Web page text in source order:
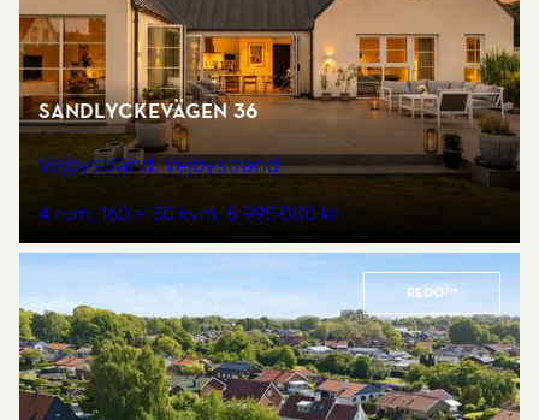
Sandlyckevägen 36
Vejbystrand, Vejbystrand
4 rum 160 + 30 kvm 8 995 000 kr
REDO™